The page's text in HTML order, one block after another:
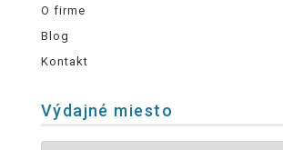
O firme
Blog
Kontakt
Výdajné miesto